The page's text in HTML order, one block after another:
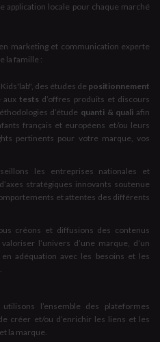
application locale pour chaque marché
marketing et communication experte
la famille :
des études de positionnement
auxtests d’offres produits et discours
d’étude quanti & quali afin
français et européens et/ou leurs
pertinents pour votre marque, vos
les entreprises nationales et
stratégiques innovants soutenue
et attentes des différents
créons et diffusions des contenus
l’univers d’une marque, d’un
adéquation avec les besoins et les
l’ensemble des plateformes
créer et/ou d’enrichir les liens et les
la marque.